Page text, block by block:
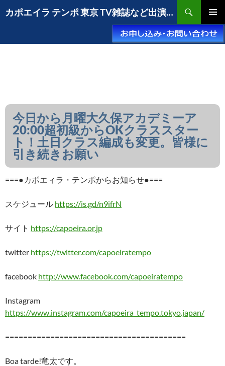
ン
ン
カポエイラ テンポ 東京 TV雑誌など出演豊富な安心の教室
索
メインメ
ニュー
今日から月曜大久保アカデミーア
20:00超初級からOKクラススター
ト！土日クラス編成も変更。皆様に
引き続きお願い
===●カポエィラ・テンポからお知らせ●===
スケジュール https://is.gd/n9ifrN
サイト https://capoeira.or.jp
twitter https://twitter.com/capoeiratempo
facebook http://www.facebook.com/capoeiratempo
Instagram
https://www.instagram.com/capoeira_tempo.tokyo.japan/
========================================
Boa tarde!竜太です。